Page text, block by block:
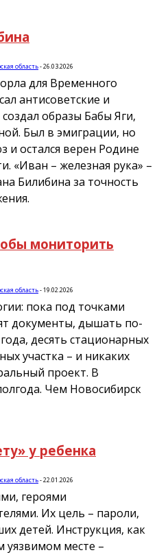
область-26.03.2026
для Временного
антисоветские и
образы Бабы Яги,
Был в эмиграции, но
и остался верен Родине
«Иван – железная рука» –
Билибина за точность
мониторить
область-19.02.2026
пока под точками
документы, дышать по-
десять стационарных
участка – и никаких
проект. В
Чем Новосибирск
у ребенка
область-22.01.2026
героями
Их цель – пароли,
детей. Инструкция, как
уязвимом месте –